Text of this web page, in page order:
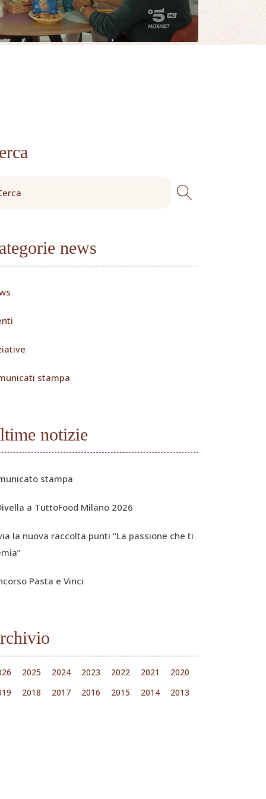
news
stampa
notizie
stampa
a TuttoFood Milano 2026
la nuova raccolta punti “La passione che ti
Pasta e Vinci
2025 2024 2023 2022 2021
2020
2018 2017 2016 2015 2014 2013